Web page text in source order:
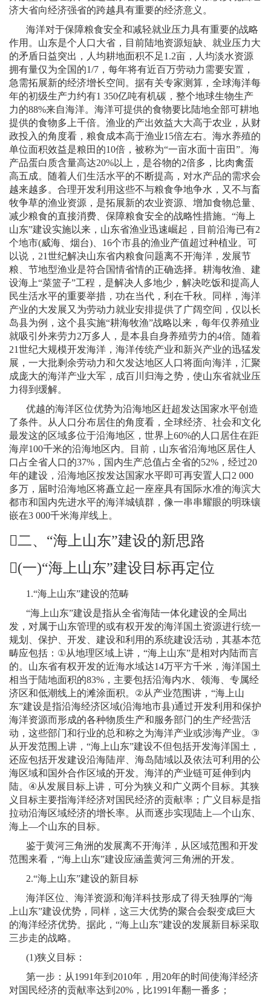
济大省向经济强省的跨越具有重要的经济意义。
海洋对于保障粮食安全和减轻就业压力具有重要的战略
作用。山东是个人口大省，目前陆地资源短缺、就业压力大
的矛盾日益突出，人均耕地面积不足1.2亩，人均淡水资源
拥有量仅为全国的1/7 ，每年将有近百万劳动力需要安置，
急需拓展新的经济增长空间。据有关专家测算，全球海洋每
年的初级生产力约有1 350亿吨有机碳，整个地球生物生产
力的88%来自海洋。海洋可提供的食物要比陆地全部可耕地
提供的食物多上千倍。渔业的产出效益大大高于农业，从财
政投入的角度看，粮食成本高于渔业15倍左右。海水养殖的
单位面积效益是粮田的10倍，被称为“一亩水面十亩田”。海
产品蛋白质含量高达20%以上，是谷物的2倍多，比肉禽蛋
高五成。随着人们生活水平的不断提高，对水产品的需求会
越来越多。合理开发利用这些不与粮食争地争水，又不与畜
牧争草的渔业资源，是拓展新的农业资源、增加食物总量、
减少粮食的直接消费、保障粮食安全的战略性措施。“海上
山东”建设实施以来，山东省渔业迅速崛起，目前沿海已有2
个地市(威海、烟台) 16个市县的渔业产值超过种植业。可
以说， 21世纪解决山东省内粮食问题离不开海洋，发展节
粮、节地型渔业是符合国情省情的正确选择。耕海牧渔、建
设海上“菜篮子”工程，是解决人多地少，解决吃饭和提高人
民生活水平的重要举措，功在当代，利在千秋。同样，海洋
产业的大发展又为劳动力就业安排提供了广阔空间，仅以长
岛县为例，这个县实施“耕海牧渔”战略以来，每年仅养殖业
就吸引外来劳力2万多人，是本县自身养殖劳力的4倍。随着
21世纪大规模开发海洋，海洋传统产业和新兴产业的迅猛发
展，一大批剩余劳动力和欠发达地区人口将面向海洋，汇聚
成庞大的海洋产业大军，成百川归海之势，使山东省就业压
力得到缓解。
优越的海洋区位优势为沿海地区赶超发达国家水平创造
了条件。从人口分布居住的角度看，全球经济、社会和文化
最发这的区域多位于沿海地区，世界上60%的人口居住在距
海岸100千米的沿海地区内。目前，山东省沿海地区居住人
口占全省人口的37% ，国内生产总值占全省的52% ，经过20
年的建设，沿海地区按发达国家水平即可再安置人口2 000
多万，届时沿海地区将矗立起一座座具有国际水准的海滨大
都市和国内先进水平的海洋城镇群，像一串串耀眼的明珠镶
嵌在3 000千米海岸线上 。
二、 “海上山东”建设的新思路
(一)“海上山东”建设目标再定位
1.“海上山东”建设的范畴
“海上山东”建设是指从全省海陆一体化建设的全局出
发，对属于山东管理的或有权开发的海洋国土资源进行统一
规划、保护、开发、建设和利用的系统建设活动，其基本范
畴应包括： ①从地理区域上讲，“海上山东”是相对内陆而言
的。山东省有权开发的近海水域达14万平方千米，海洋国土
相当于陆地面积的83% ，主要包括沿海内水、领海、专属经
济区和低潮线上的滩涂面积。 ②从产业范围讲，“海上山
东”建设是指沿海经济区域(沿海地市县)通过开发利用和保护
海洋资源而形成的各种物质生产和服务部门的生产经营活
动，这些部门和行业的总和称之为海洋产业或涉海产业。 ③
从开发范围上讲，“海上山东”建设不但包括开发海洋国土，
还应包括开发建设沿海陆岸、海岛陆域以及依法可利用的公
海区域和国外合作区域的开发。海洋的产业链可延伸到内
陆。 ④从发展目标上讲，可分为狭义和广义两个目标。其狭
义目标主要指海洋经济对国民经济的贡献率；广义目标是指
拉动沿海区域经济的增长率。从而逐步实现陆上—个山东、
海上—个山东的目标。
鉴于黄河三角洲的发展离不开海洋，从区域范围和开发
范围来看，“海上山东”建设应涵盖黄河三角洲的开发。
2.“海上山东”建设的新目标
海洋区位、海洋资源和海洋科技形成了得天独厚的“海
上山东”建设优势，同样，这三大优势的聚合会裂变成巨大
的海洋经济优势。据此，“海上山东”建设的发展新目标采取
三步走的战略。
(1)狭义目标：
第一步：从1991年到 2010年，用 20年的时间使海洋经济
对国民经济的贡献率达到 20% ，比1991年翻一番多；